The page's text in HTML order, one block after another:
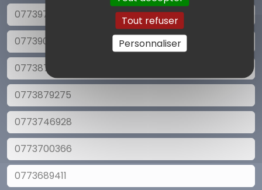
Tout refuser
Personnaliser
0773976868
0773902982
0773879276
0773879275
0773746928
0773700366
0773689411